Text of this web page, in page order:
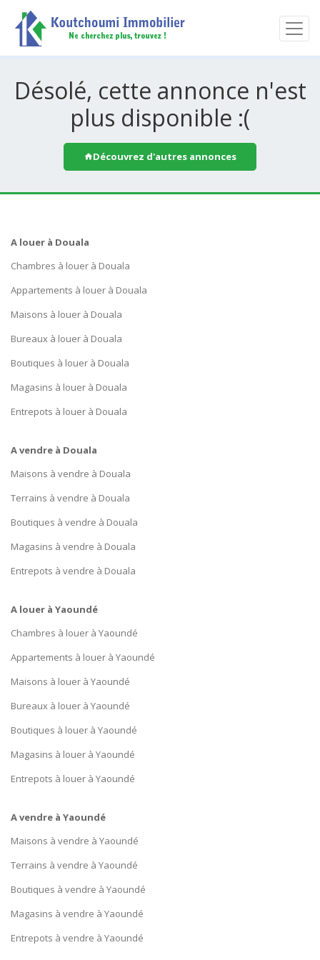
Désolé, cette annonce n'est
plus disponible :(
Découvrez d'autres annonces
A louer à Douala
Chambres à louer à Douala
Appartements à louer à Douala
Maisons à louer à Douala
Bureaux à louer à Douala
Boutiques à louer à Douala
Magasins à louer à Douala
Entrepots à louer à Douala
A vendre à Douala
Maisons à vendre à Douala
Terrains à vendre à Douala
Boutiques à vendre à Douala
Magasins à vendre à Douala
Entrepots à vendre à Douala
A louer à Yaoundé
Chambres à louer à Yaoundé
Appartements à louer à Yaoundé
Maisons à louer à Yaoundé
Bureaux à louer à Yaoundé
Boutiques à louer à Yaoundé
Magasins à louer à Yaoundé
Entrepots à louer à Yaoundé
A vendre à Yaoundé
Maisons à vendre à Yaoundé
Terrains à vendre à Yaoundé
Boutiques à vendre à Yaoundé
Magasins à vendre à Yaoundé
Entrepots à vendre à Yaoundé